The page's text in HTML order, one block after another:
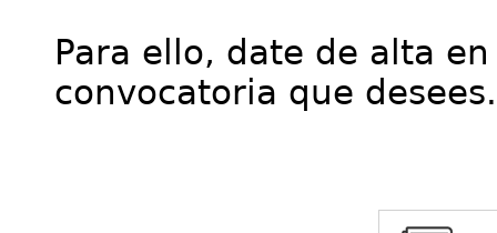
Para ello, date de alta
convocatoria que desees.